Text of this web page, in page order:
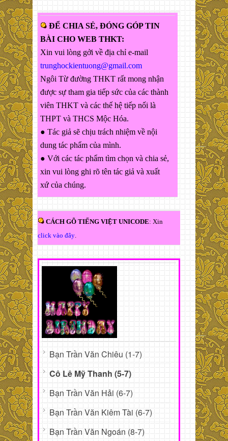
ĐỂ CHIA SẺ, ĐÓNG GÓP TIN
BÀI CHO WEB THKT:
Xin vui lòng gởi về địa chỉ e-mail
trunghockientuong@gmail.com
Ngôi Từ đường THKT rất mong nhận
được sự tham gia tiếp sức của các thành
viên THKT và các thế hệ tiếp nối là
THPT và THCS Mộc Hóa.
● Tác giả sẽ chịu trách nhiệm về nội
dung tác phẩm của mình.
● Với các tác phẩm tìm chọn và chia sẻ,
xin vui lòng ghi rõ tên tác giả và xuất
xứ của chúng.
CÁCH GÕ TIẾNG VIỆT UNICODE: Xin
click vào đây.
Bạn Trần Văn Chiêu (1-7)
Cô Lê Mỹ Thanh (5-7)
Bạn Trần Văn Hải (6-7)
Bạn Trần Văn Kiêm Tài (6-7)
Bạn Trần Văn Ngoán (8-7)